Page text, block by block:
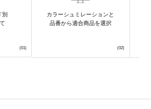
別
カラーシュミレーションと
品番から適合商品を選択